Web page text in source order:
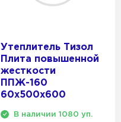
Утеплитель Тизол
Плита повышенной
жесткости
ППЖ-160
60х500х600
В наличии 1080 уп.